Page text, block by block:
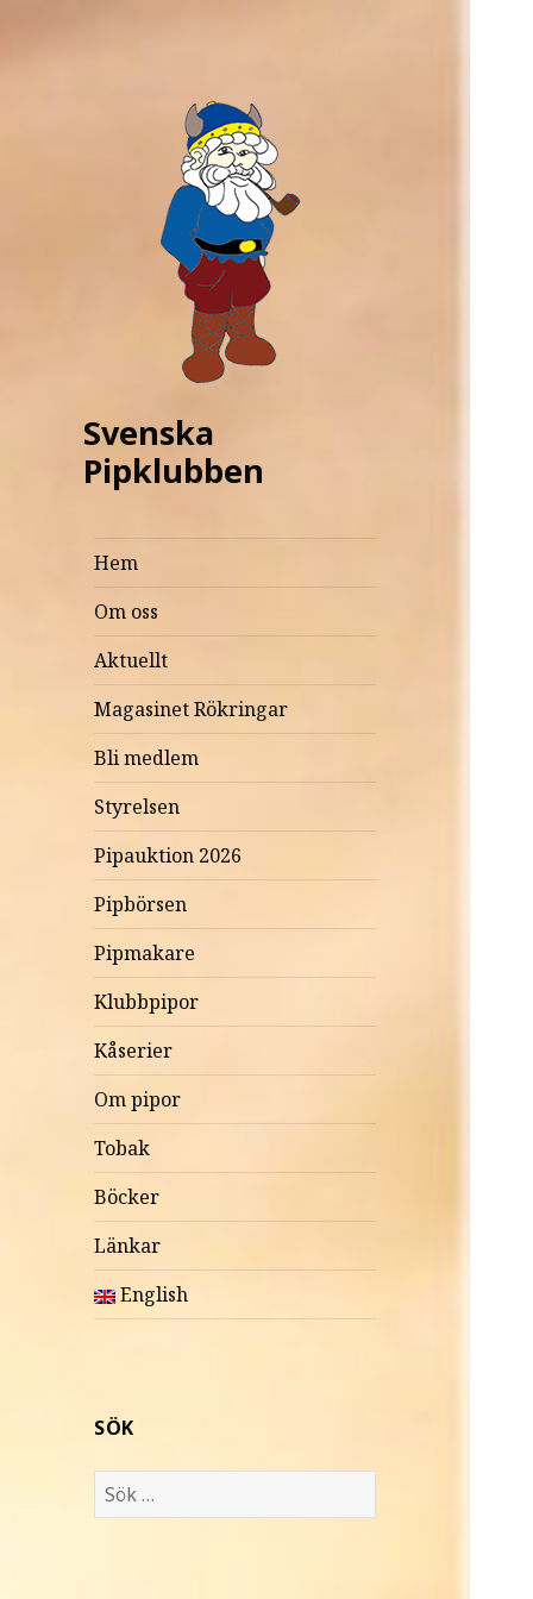
Svenska
Pipklubben
Hem
Om oss
Aktuellt
Magasinet Rökringar
Bli medlem
Styrelsen
Pipauktion 2026
Pipbörsen
Pipmakare
Klubbpipor
Kåserier
Om pipor
Tobak
Böcker
Länkar
English
SÖK
S
ö